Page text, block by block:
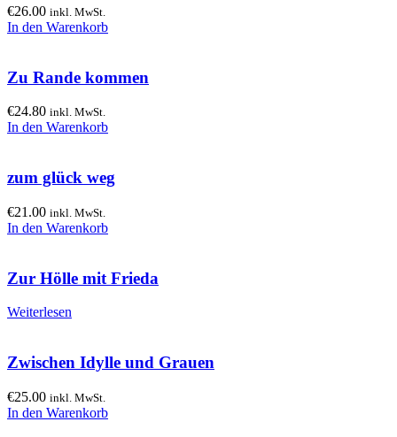
€26.00 inkl. MwSt.
In den Warenkorb
Zu Rande kommen
€24.80 inkl. MwSt.
In den Warenkorb
zum glück weg
€21.00 inkl. MwSt.
In den Warenkorb
Zur Hölle mit Frieda
Weiterlesen
Zwischen Idylle und Grauen
€25.00 inkl. MwSt.
In den Warenkorb